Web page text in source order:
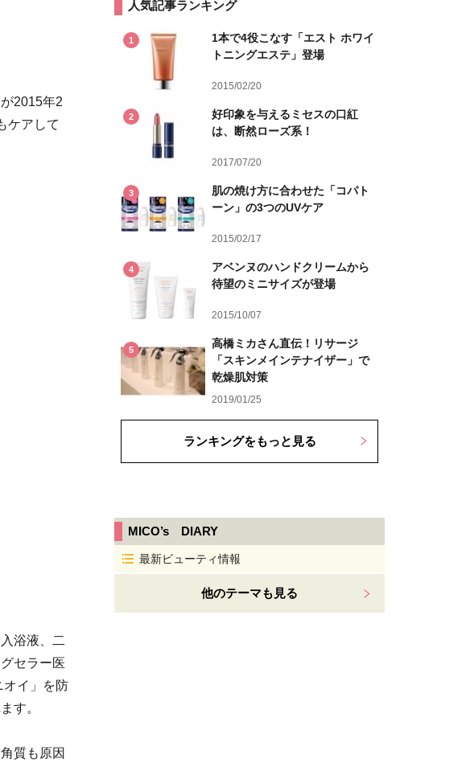
2015年2
ケアして
浴液、二
セラー医
オイ」を防
す。
質も原因
人気記事ランキング
1
1本で4役こなす「エスト ホワイ
トニングエステ」登場
2015/02/20
2
好印象を与えるミセスの口紅
は、断然ローズ系！
2017/07/20
3
肌の焼け方に合わせた「コパト
ーン」の3つのUVケア
2015/02/17
4
アベンヌのハンドクリームから
待望のミニサイズが登場
2015/10/07
5
高橋ミカさん直伝！リサージ
「スキンメインテナイザー」で
乾燥肌対策
2019/01/25
ランキングをもっと見る
MICO’s DIARY
最新ビューティ情報
他のテーマも見る